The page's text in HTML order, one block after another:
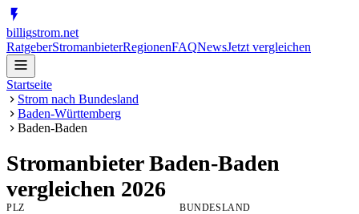
billigstrom.net
RatgeberStromanbieterRegionenFAQNewsJetzt vergleichen
Startseite
Strom nach Bundesland
Baden-Württemberg
Baden-Baden
StromanbieterBaden-Baden
vergleichen 2026
PLZ BUNDESLAND